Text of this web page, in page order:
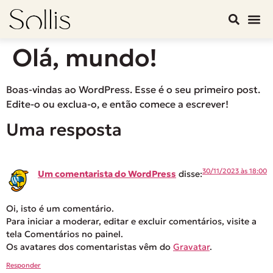
Olá, mundo!
Boas-vindas ao WordPress. Esse é o seu primeiro post.
Edite-o ou exclua-o, e então comece a escrever!
Uma resposta
Um comentarista do WordPress disse:30/11/2023 às 18:00
Oi, isto é um comentário.
Para iniciar a moderar, editar e excluir comentários, visite a
tela Comentários no painel.
Os avatares dos comentaristas vêm do Gravatar.
Responder